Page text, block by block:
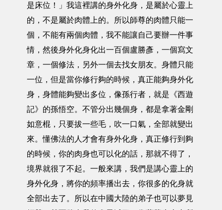
是床位！」我這裡講的身外化身，是屬於心靈上
的，不是屬於肉體上的。所以師尊的肉體只能一
個，不能有兩個肉體，我不能讓自己要辦一件事
情，然後身外化身化出一百個盧勝彥，一個寫文
章，一個修法，另外一個去找女朋友。身體只能
一位，但是當你修行夠的時候，真正能夠身外化
身，身體能夠變出多位，像孫行者，就是《西遊
記》的孫悟空。不管分出幾個身，都是拿著金剛
如意棍，只要拔一些毛，吹一口氣，全部就變出
來。懂佛法的人才會有身外化身，真正修行到夠
的時候，你的肉身也可以化的話，那就不得了，
境界就很了不起。一般來講，我們是講心靈上的
身外化身，將你的頻率播出去，你很多的化身就
全部出去了。所以在中國大陸的弟子也可以夢見